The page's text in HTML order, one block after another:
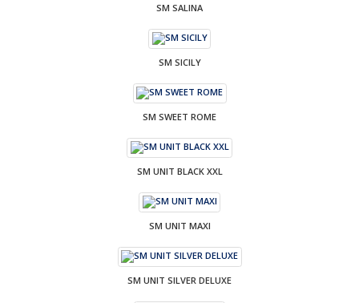
SM SALINA
SM SICILY
SM SWEET ROME
SM UNIT BLACK XXL
SM UNIT MAXI
SM UNIT SILVER DELUXE